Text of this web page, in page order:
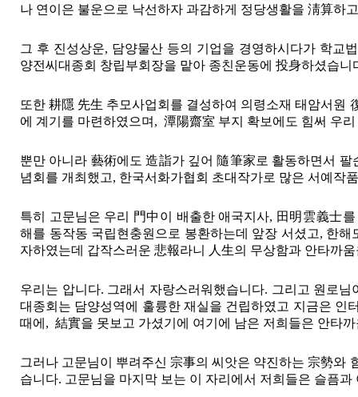
나 연이은 불운으로 낙선하자 과감하게 정당생활을 淸算하
그 후 진성상운, 담양물산 등의 기업을 경영하시다가 학교
양전씨대종회 창립부회장을 맡아 종친운동에 投身하셨습니
또한 耕隱 先生 추모사업회를 결성하여 의령소재 태암서원
에 계기를 마련하였으며, 潭陽齋室 부지 확보에도 힘써 우
뿐만 아니라 藝術에도 造詣가 깊어 隨筆家로 활동하면서
념회를 개최했고, 한국서화가협회 초대작가로 많은 서예작
특히 고문님은 우리 門中이 배출한 애국지사, 田明雲義士
해를 동작동 국립현충원으로 봉환하는데 앞장 서셨고, 한
자하였는데 갑작스러운 悲報라니 人生의 무상함과 안타까
우리는 압니다. 그래서 자랑스러워했습니다. 그리고 원로
대종회는 담양성역에 훌륭한 재실을 건립하였고 지금은 인
때에, 結實을 못보고 가셨기에 여기에 남은 저희들은 안타
그러나 고문님이 뿌려주신 宗事의 씨앗은 약진하는 宗勢와
습니다. 고문님을 마지막 보는 이 자리에서 저희들은 슬픔